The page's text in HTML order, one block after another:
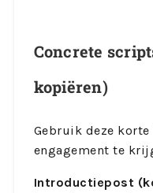
Concrete
kopiëren)
Gebruik deze
engagement te
Introductiepost